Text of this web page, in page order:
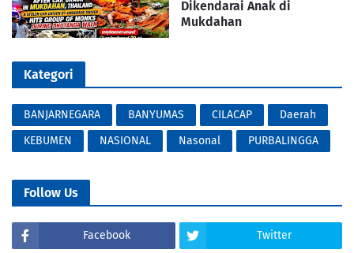
Dikendarai Anak di
Mukdahan
Kategori
BANJARNEGARA BANYUMAS CILACAP
Daerah
KEBUMEN
NASIONAL Nasonal PURBALINGGA
Follow Us
Facebook Twitter